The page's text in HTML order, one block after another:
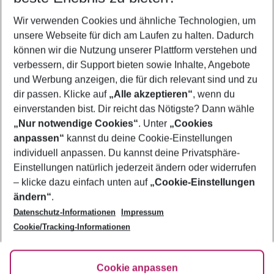
2 Erwachsene Keine Kinder
Mehr Filter anzeigen
Footer
Footer navigation
Über uns
AGB
Bestpreisgarantie
Cookie-Einstellungen ändern
Cookie-Richtlinie
Agenturbetreuung
Barrierefreies Reisen
FAQ
HanseMerkur Reiseversicherung
Folge uns
Wir verwenden Cookies und ähnliche Technologien, um
unsere Webseite für dich am Laufen zu halten. Dadurch
können wir die Nutzung unserer Plattform verstehen und
verbessern, dir Support bieten sowie Inhalte, Angebote
und Werbung anzeigen, die für dich relevant sind und zu
dir passen. Klicke auf „Alle akzeptieren“, wenn du
einverstanden bist. Dir reicht das Nötigste? Dann wähle
„Nur notwendige Cookies“. Unter „Cookies
anpassen“ kannst du deine Cookie-Einstellungen
individuell anpassen. Du kannst deine Privatsphäre-
Einstellungen natürlich jederzeit ändern oder widerrufen
– klicke dazu einfach unten auf „Cookie-Einstellungen
ändern“.
Datenschutz-Informationen
Impressum
Cookie/Tracking-Informationen
Cookie anpassen